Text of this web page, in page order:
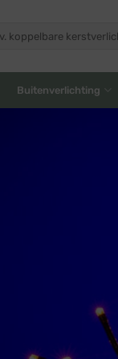
Buitenverlichting